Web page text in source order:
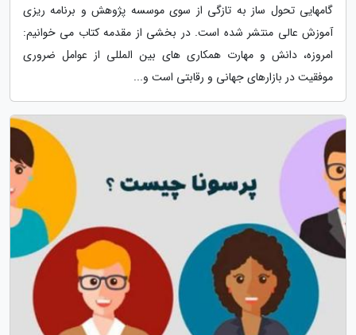
گام­هایی تحول ­ساز به تازگی از سوی موسسه پژوهش و برنامه ریزی
آموزش عالی منتشر شده است. در بخشی از مقدمه کتاب می خوانیم:
امروزه، دانش و مهارت همکاری­ های بین المللی از عوامل ضروری
موفقیت در بازارهای جهانی و رقابتی است و...